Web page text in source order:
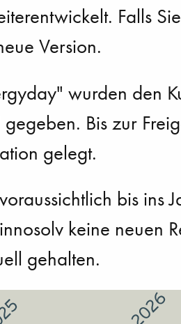
Falls
Version.
wurden den
gegeben. Bis zur
gelegt.
bis
keine neuen
gehalten.